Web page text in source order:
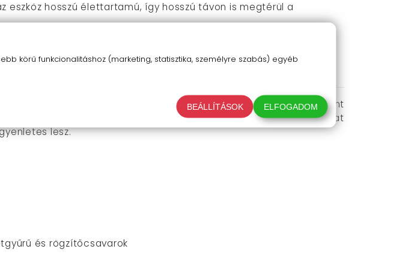
eszköz hosszú élettartamú, így hosszú távon is megtérül a
helyezd be a betétet a munkapadba, állítsd be a marót a kívánt
bütyöknek köszönhetően a maró mindig tökéletesen a furat
lesz.
és rögzítőcsavarok
körű funkcionalitáshoz (marketing, statisztika, személyre szabás) egyéb
BEÁLLÍTÁSOK ELFOGADOM